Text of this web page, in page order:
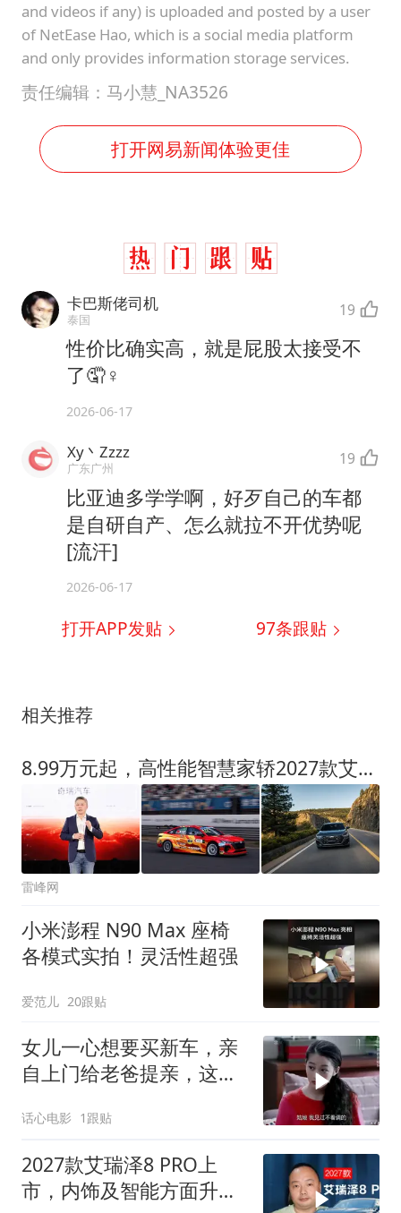
and videos if any) is uploaded and posted by a user
of NetEase Hao, which is a social media platform
and only provides information storage services.
责任编辑：马小慧_NA3526
打开网易新闻体验更佳
卡巴斯佬司机
泰国 19
性价比确实高，就是屁股太接受不
了🤦♀️
2026-06-17
Xy丶Zzzz
广东广州 19
比亚迪多学学啊，好歹自己的车都
是自研自产、怎么就拉不开优势呢
[流汗]
2026-06-17
打开APP发贴 97条跟贴
相关推荐
8.99万元起，高性能智慧家轿2027款艾瑞泽8 PRO正式上市
雷峰网
小米澎程 N90 Max 座椅
各模式实拍！灵活性超强
爱范儿 20跟贴
女儿一心想要买新车，亲
自上门给老爸提亲，这操
话心电影 1跟贴
2027款艾瑞泽8 PRO上
市，内饰及智能方面升级